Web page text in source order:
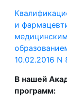
и
10.02.2016 N
В нашей
программ: